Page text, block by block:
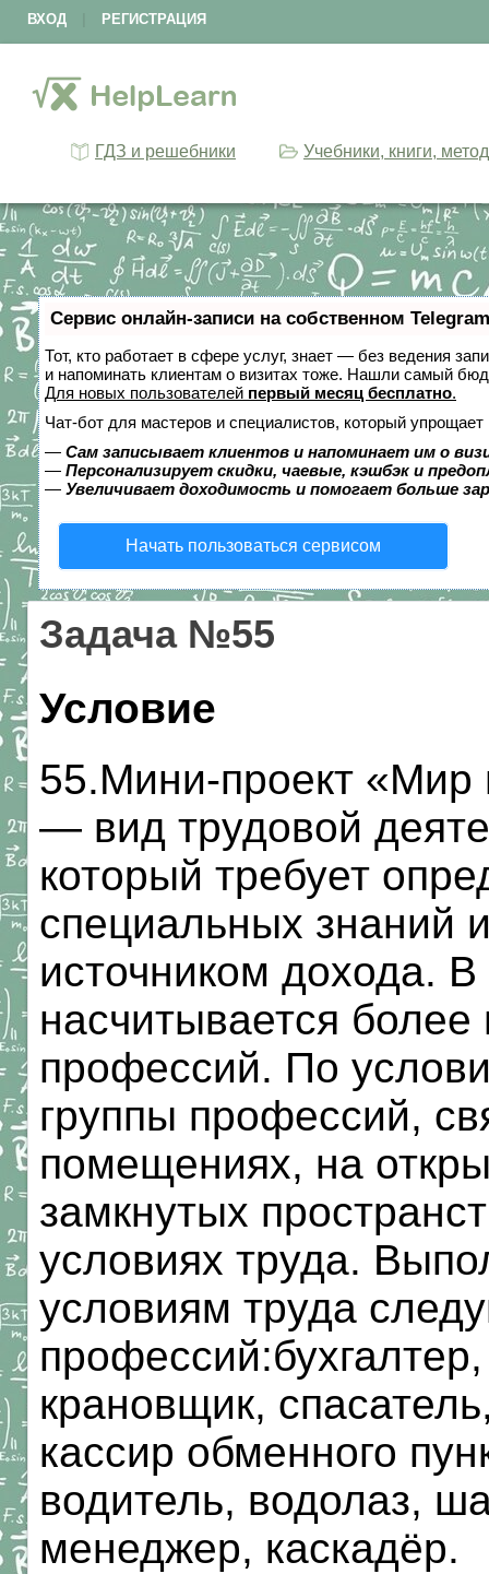
ВХОД РЕГИСТРАЦИЯ
ГДЗ и решебники Учебники, книги,
Сервис онлайн-записи на собственном
Тот, кто работает в сфере услуг, знает — без ведения
и напоминать клиентам о визитах тоже. Нашли самый
Для новых пользователей первый месяц бесплатно.
Чат-бот для мастеров и специалистов, который упрощает
— Сам записывает клиентов и напоминает им о
— Персонализирует скидки, чаевые, кэшбэк и
— Увеличивает доходимость и помогает больше
Начать пользоваться сервисом
Задача №55
Условие
55.Мини-проект
— вид трудовой
который требует
специальных знаний
источником дохода.
насчитывается
профессий. По
группы профессий,
помещениях, на
замкнутых
условиях труда.
условиям труда
крановщик,
кассир обменного
водитель, водолаз,
менеджер, каскадёр.